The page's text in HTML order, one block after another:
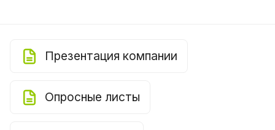
Презентация компании
Опросные листы